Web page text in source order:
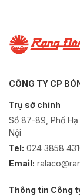
CÔNG TY CP
Trụ sở chính
Số 87-89, Phố
Nội
Tel: 024 3858
Email:
Thông tin Công